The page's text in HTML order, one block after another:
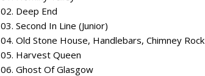
02. Deep End
03. Second In Line (Junior)
04. Old Stone House, Handlebars, Chimney Rock
05. Harvest Queen
06. Ghost Of Glasgow